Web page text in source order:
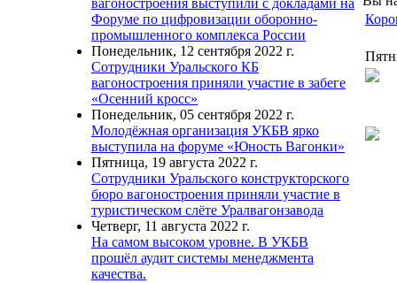
вагоностроения выступили с докладами на
Форуме по цифровизации оборонно-
промышленного комплекса России
Понедельник, 12 сентября 2022 г.
Сотрудники Уральского КБ
вагоностроения приняли участие в забеге
«Осенний кросс»
Понедельник, 05 сентября 2022 г.
Молодёжная организация УКБВ ярко
выступила на форуме «Юность Вагонки»
Пятница, 19 августа 2022 г.
Сотрудники Уральского конструкторского
бюро вагоностроения приняли участие в
туристическом слёте Уралвагонзавода
Четверг, 11 августа 2022 г.
На самом высоком уровне. В УКБВ
прошёл аудит системы менеджмента
качества.